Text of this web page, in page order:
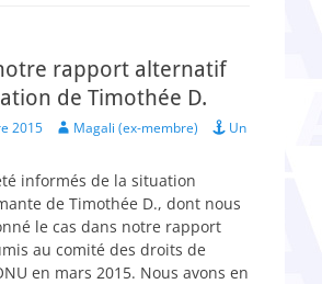
rapport alternatif
de Timothée D.
2015 AuthorMagali (ex-membre)
Un
informés de la situation
de Timothée D., dont nous
le cas dans notre rapport
au comité des droits de
en mars 2015. Nous avons en